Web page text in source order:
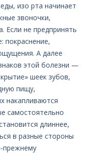
изо рта начинает
звоночки,
Если не предпринять
покраснение,
А далее
этой болезни —
шеек зубов,
пищу,
накапливаются
самостоятельно
длиннее,
в разные стороны
прежнему